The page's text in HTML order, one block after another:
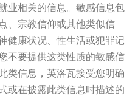
业相关的信息。敏感信息包
、宗教信仰或其他类似信
健康状况、性生活或犯罪记
不要提供这类性质的敏感信
类信息，英洛瓦接受您明确
或在披露此类信息时描述的